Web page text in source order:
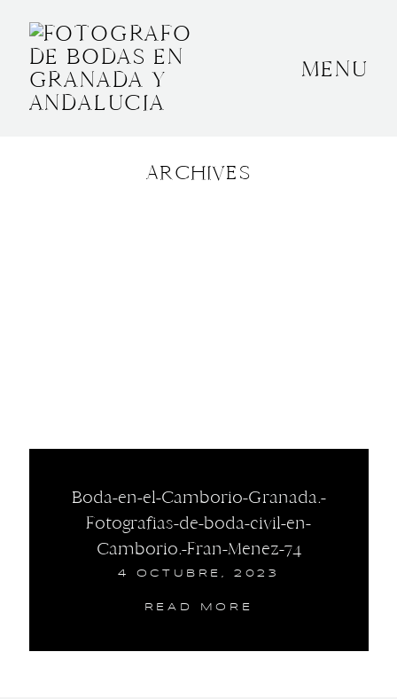
MENU
ARCHIVES
Boda-en-el-Camborio-Granada.-
Fotografias-de-boda-civil-en-
Camborio.-Fran-Menez-74
4 OCTUBRE, 2023
READ MORE
BODAS